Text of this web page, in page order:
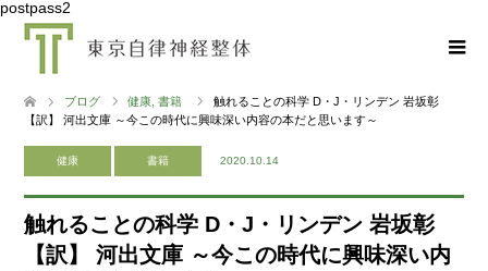
postpass2
ブログ 健康 書籍
触れることの科学 D・J・リンデン 岩坂彰
【訳】 河出文庫 ～今この時代に興味深い内容の本だと思います～
健康 書籍 2020.10.14
触れることの科学 D・J・リンデン 岩坂彰
【訳】 河出文庫 ～今この時代に興味深い内